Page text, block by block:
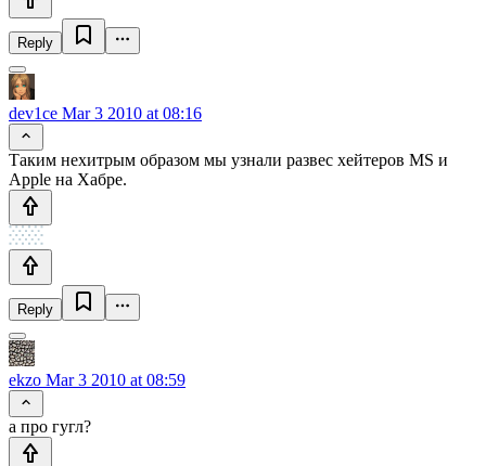
Reply
dev1ce Mar 3 2010 at 08:16
Таким нехитрым образом мы узнали развес хейтеров MS и
Apple на Хабре.
Reply
ekzo Mar 3 2010 at 08:59
а про гугл?